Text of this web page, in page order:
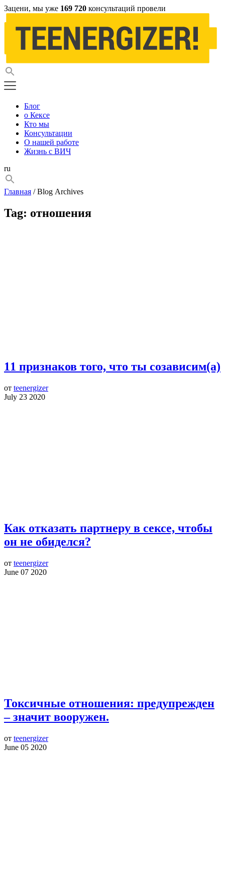
Зацени, мы уже 169 720 консультаций провели
Блог
о Кексе
Кто мы
Консультации
О нашей работе
Жизнь с ВИЧ
ru
Главная / Blog Archives
Tag: отношения
11 признаков того, что ты созависим(а)
от teenergizer
July 23 2020
Как отказать партнеру в сексе, чтобы
он не обиделся?
от teenergizer
June 07 2020
Токсичные отношения: предупрежден
– значит вооружен.
от teenergizer
June 05 2020